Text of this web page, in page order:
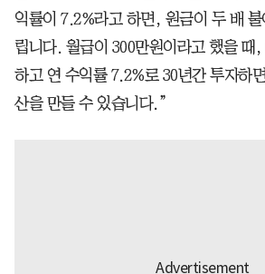
익률이 7.2%라고 하면, 원금이 두 배
립니다. 월급이 300만원이라고 했을 때
하고 연 수익률 7.2%로 30년간 투자하
산을 만들 수 있습니다.”